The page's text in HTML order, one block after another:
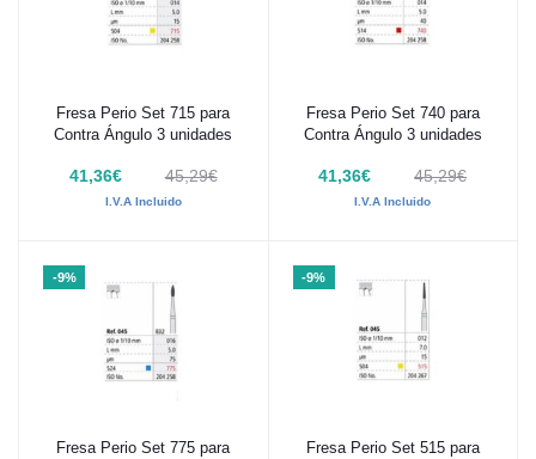
Añadir al carrito
Fresa Perio Set 715 para
Contra Ángulo 3 unidades
41,36€ 45,29€
I.V.A Incluido
Añadir al carrito
Fresa Perio Set 740 para
Contra Ángulo 3 unidades
41,36€ 45,29€
I.V.A Incluido
-9%
Añadir al carrito
Fresa Perio Set 775 para
-9%
Añadir al carrito
Fresa Perio Set 515 para